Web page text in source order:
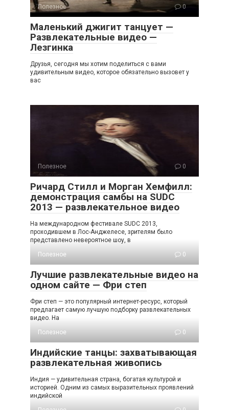
Полезное 0
Маленький джигит танцует —
Развлекательные видео —
Лезгинка
Друзья, сегодня мы хотим поделиться с вами
удивительным видео, которое обязательно вызовет у
вас
Полезное 0
Ричард Стилл и Морган Хемфилл:
демонстрация самбы на SUDC
2013 — развлекательное видео
На международном фестивале SUDC 2013,
проходившем в Лос-Анджелесе, зрителям было
представлено невероятное шоу, в
Полезное
0
Лучшие развлекательные видео на
одном сайте — Фри степ
Фри степ — это популярный интернет-ресурс, который
предлагает самую лучшую подборку развлекательных
видео. На
Полезное
0
Индийские танцы: захватывающая
развлекательная живопись
Индия — удивительная страна, богатая культурой и
историей. Одним из самых выразительных проявлений
индийской